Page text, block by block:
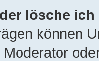
lösche
können